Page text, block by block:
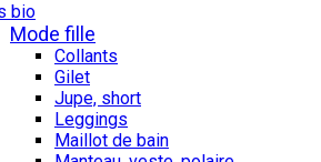
bio
Mode fille
Collants
Gilet
Jupe, short
Leggings
Maillot de bain